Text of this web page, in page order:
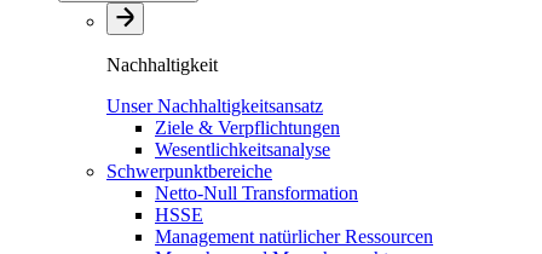
Nachhaltigkeit
Unser Nachhaltigkeitsansatz
Ziele & Verpflichtungen
Wesentlichkeitsanalyse
Schwerpunktbereiche
Netto-Null Transformation
HSSE
Management natürlicher Ressourcen